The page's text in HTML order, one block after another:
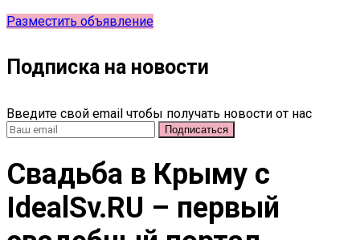
Разместить объявление
Подписка на новости
Введите свой email чтобы получать новости от нас
Свадьба в Крыму c
IdealSv.RU – первый